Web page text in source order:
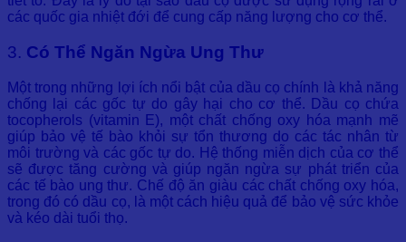
các quốc gia nhiệt đới để cung cấp năng lượng cho cơ thể.
3. Có Thể Ngăn Ngừa Ung Thư
Một trong những lợi ích nổi bật của dầu cọ chính là khả năng
chống lại các gốc tự do gây hại cho cơ thể. Dầu cọ chứa
tocopherols (vitamin E), một chất chống oxy hóa mạnh mẽ
giúp bảo vệ tế bào khỏi sự tổn thương do các tác nhân từ
môi trường và các gốc tự do. Hệ thống miễn dịch của cơ thể
sẽ được tăng cường và giúp ngăn ngừa sự phát triển của
các tế bào ung thư. Chế độ ăn giàu các chất chống oxy hóa,
trong đó có dầu cọ, là một cách hiệu quả để bảo vệ sức khỏe
và kéo dài tuổi thọ.